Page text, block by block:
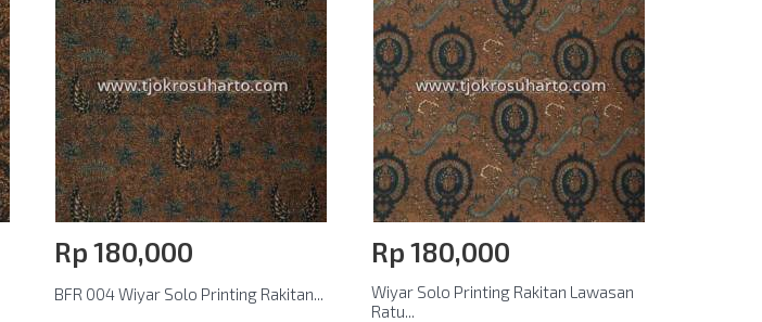
Rp‎ 180,000
BFR 004 Wiyar Solo Printing Rakitan...
Rp‎ 180,000
Wiyar Solo Printing Rakitan Lawasan
Ratu...